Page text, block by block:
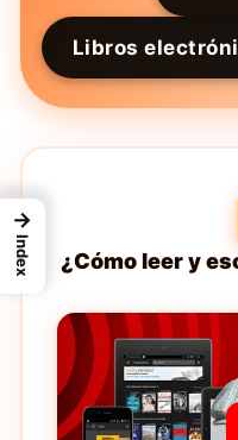
Libros
¿Cómo leer y
→
Index